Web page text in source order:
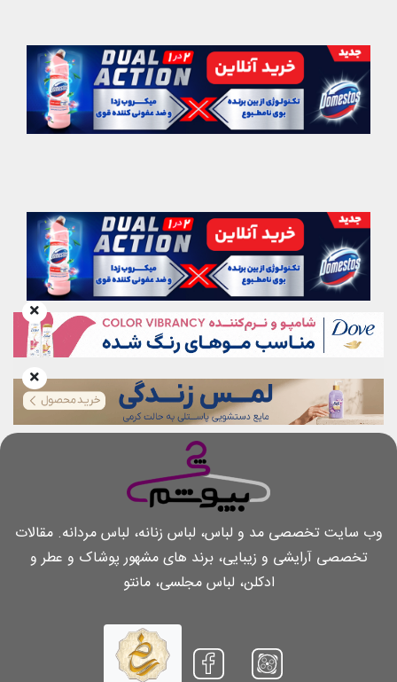
وب سایت تخصصی مد و لباس، لباس زنانه، لباس مردانه. مقالات
تخصصی آرایشی و زیبایی، برند های مشهور پوشاک و عطر و
ادکلن، لباس مجلسی، مانتو